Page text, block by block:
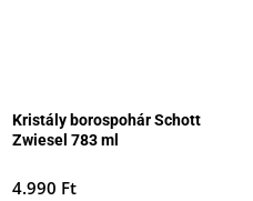
Kristály borospohár Schott
Zwiesel 783 ml
4.990 Ft